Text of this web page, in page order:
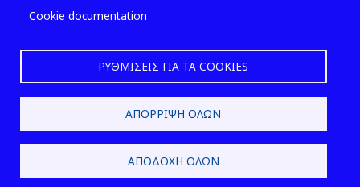
Cookie documentation
ΡΥΘΜΊΣΕΙΣ ΓΙΑ ΤΑ COOKIES
ΑΠΌΡΡΙΨΗ ΌΛΩΝ
ΑΠΟΔΟΧΉ ΌΛΩΝ
2026 © ΕΛ.ΙΝ.Υ.Α.Ε.
Design & Development by